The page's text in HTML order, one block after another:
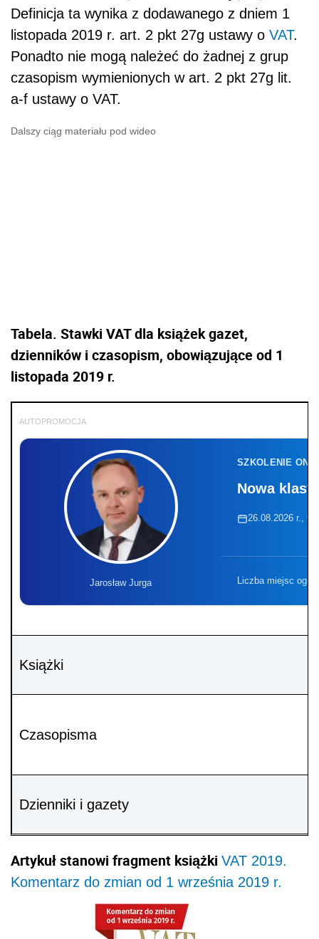
Definicja ta wynika z dodawanego z dniem 1
listopada 2019 r. art. 2 pkt 27g ustawy o VAT.
Ponadto nie mogą należeć do żadnej z grup
czasopism wymienionych w art. 2 pkt 27g lit.
a-f ustawy o VAT.
Dalszy ciąg materiału pod wideo
Tabela. Stawki VAT dla książek gazet,
dzienników i czasopism, obowiązujące od 1
listopada 2019 r.
AUTOPROMOCJA
Jarosław Jurga
SZKOLENIE
Nowa
26.08.2026 r.,
Liczba miejsc
Książki
Czasopisma
Dzienniki i gazety
Artykuł stanowi fragment książki VAT 2019.
Komentarz do zmian od 1 września 2019 r.